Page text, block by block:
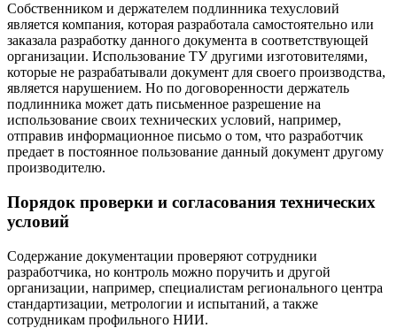
Собственником и держателем подлинника техусловий
является компания, которая разработала самостоятельно или
заказала разработку данного документа в соответствующей
организации. Использование ТУ другими изготовителями,
которые не разрабатывали документ для своего производства,
является нарушением. Но по договоренности держатель
подлинника может дать письменное разрешение на
использование своих технических условий, например,
отправив информационное письмо о том, что разработчик
предает в постоянное пользование данный документ другому
производителю.
Порядок проверки и согласования технических
условий
Содержание документации проверяют сотрудники
разработчика, но контроль можно поручить и другой
организации, например, специалистам регионального центра
стандартизации, метрологии и испытаний, а также
сотрудникам профильного НИИ.